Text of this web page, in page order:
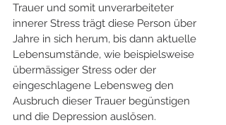
Trauer und somit unverarbeiteter
innerer Stress trägt diese Person über
Jahre in sich herum, bis dann aktuelle
Lebensumstände, wie beispielsweise
übermässiger Stress oder der
eingeschlagene Lebensweg den
Ausbruch dieser Trauer begünstigen
und die Depression auslösen.